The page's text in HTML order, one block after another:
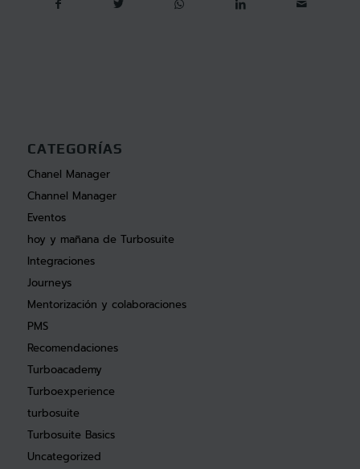
CATEGORÍAS
Chanel Manager
Channel Manager
Eventos
hoy y mañana de Turbosuite
Integraciones
Journeys
Mentorización y colaboraciones
PMS
Recomendaciones
Turboacademy
Turboexperience
turbosuite
Turbosuite Basics
Uncategorized